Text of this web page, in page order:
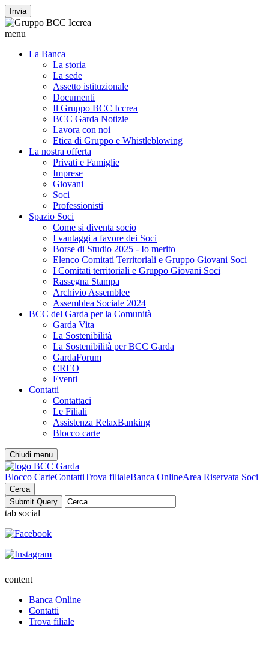
Invia
menu
La Banca
La storia
La sede
Assetto istituzionale
Documenti
Il Gruppo BCC Iccrea
BCC Garda Notizie
Lavora con noi
Etica di Gruppo e Whistleblowing
La nostra offerta
Privati e Famiglie
Imprese
Giovani
Soci
Professionisti
Spazio Soci
Come si diventa socio
I vantaggi a favore dei Soci
Borse di Studio 2025 - Io merito
Elenco Comitati Territoriali e Gruppo Giovani Soci
I Comitati territoriali e Gruppo Giovani Soci
Rassegna Stampa
Archivio Assemblee
Assemblea Sociale 2024
BCC del Garda per la Comunità
Garda Vita
La Sostenibilità
La Sostenibilità per BCC Garda
GardaForum
CREO
Eventi
Contatti
Contattaci
Le Filiali
Assistenza RelaxBanking
Blocco carte
Chiudi menu
Blocco CarteContattiTrova filialeBanca OnlineArea Riservata Soci
Cerca
tab social
content
Banca Online
Contatti
Trova filiale